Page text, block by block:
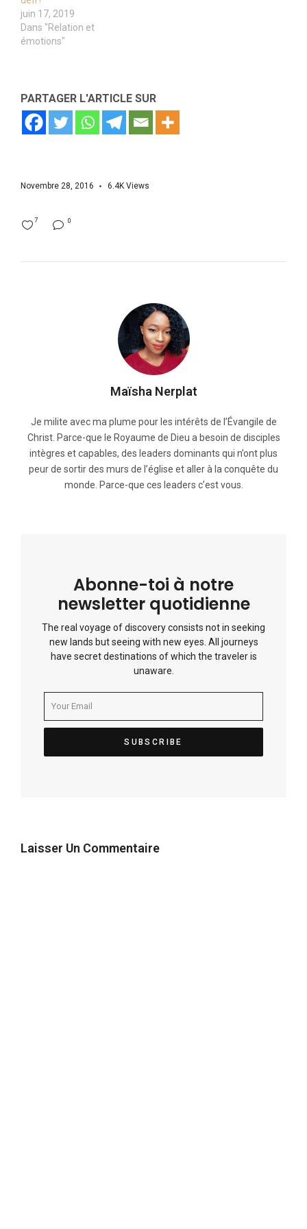
juin 17, 2019
Dans "Relation et
émotions"
PARTAGER L'ARTICLE SUR
Novembre 28, 2016 6.4K Views
0
7
Maïsha Nerplat
Je milite avec ma plume pour les intérêts de l’Évangile de
Christ. Parce-que le Royaume de Dieu a besoin de disciples
intègres et capables, des leaders dominants qui n’ont plus
peur de sortir des murs de l’église et aller à la conquête du
monde. Parce-que ces leaders c’est vous.
Abonne-toi à notre
newsletter quotidienne
The real voyage of discovery consists not in seeking
new lands but seeing with new eyes. All journeys
have secret destinations of which the traveler is
unaware.
Laisser Un Commentaire